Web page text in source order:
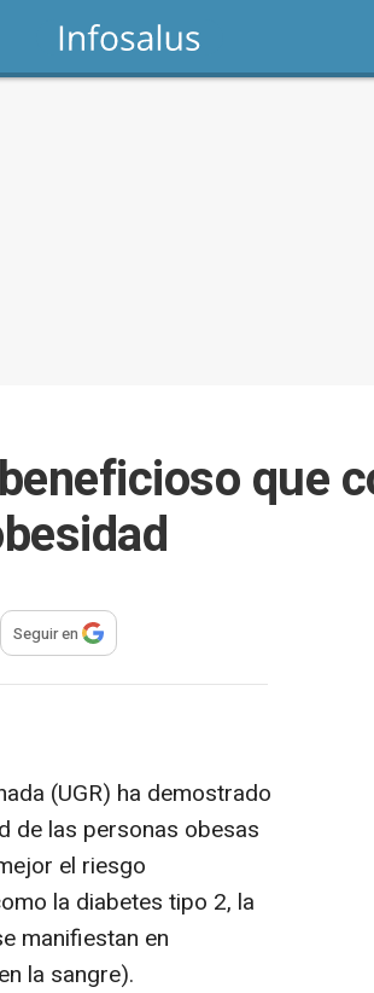
que
para compartir
Seguir en
(UGR) ha demostrado
de las personas obesas
el riesgo
la diabetes tipo 2, la
manifiestan en
la sangre).